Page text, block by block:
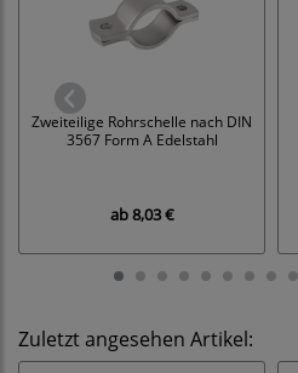
Zweiteilige Rohrschelle nach DIN
3567 Form A Edelstahl
ab8,03 €
Zuletzt angesehen Artikel: